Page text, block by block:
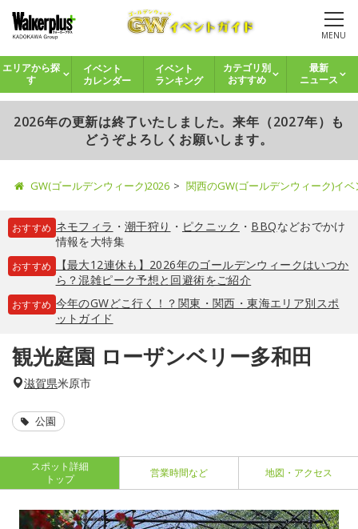
MENU
エリアから探
す
イベント
カレンダー
イベント
ランキング
カテゴリ別
おすすめ
最新
ニュース
2026年の更新は終了いたしました。来年（2027年）も
どうぞよろしくお願いします。
GW(ゴールデンウィーク)2026 関西のGW(ゴールデンウィーク)イ
おすすめ ネモフィラ ・ 潮干狩り ・ ピクニック ・ BBQなどおでかけ
情報を大特集
おすすめ
【最大12連休も】2026年のゴールデンウィークはいつか
ら？混雑ピーク予想と回避術をご紹介
おすすめ 今年のGWどこ行く！？関東・関西・東海エリア別スポ
ットガイド
観光庭園 ローザンベリー多和田
滋賀県米原市
公園
スポット詳細
トップ
営業時間など 地図・アクセス